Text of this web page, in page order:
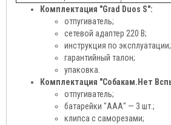
Комплектация "Grad Duos S":
отпугиватель;
сетевой адаптер 220 В;
инструкция по эксплуатации;
гарантийный талон;
упаковка.
Комплектация "Собакам.Нет
отпугиватель;
батарейки "ААА" — 3 шт.;
клипса с саморезами;